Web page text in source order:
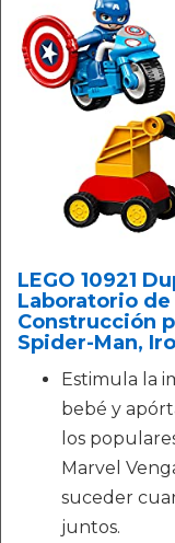
LEGO 10921
Laboratorio
Construcción
Spider-Man,
Estimula la
bebé y
los
Marvel
suceder
juntos.